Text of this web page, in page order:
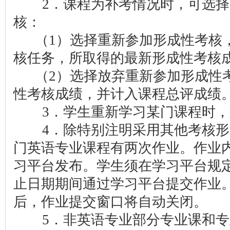
2．课程为补考情况时，可选择
核：
（1）选择重新参加形成性考核
核任务，所取得的最新形成性考核
（2）选择放弃重新参加形成性
性考核成绩，并计入课程总评成绩
3．学生重新学习某门课程时，
4．除特别注明采用其他考核形
门英语专业课程有两次作业。作业
习平台发布。学生须在学习平台规
止日期期间通过学习平台提交作业
后，作业提交窗口将自动关闭。
5．非英语专业部分专业课和专